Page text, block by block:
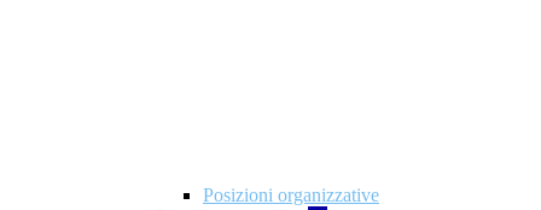
Posizioni organizzative